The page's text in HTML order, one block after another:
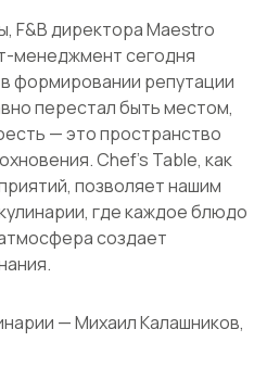
F&B директора Maestro
менеджмент сегодня
формировании репутации
перестал быть местом,
— это пространство
Chef’s Table, как
позволяет нашим
где каждое блюдо
создает
— Михаил Калашников,